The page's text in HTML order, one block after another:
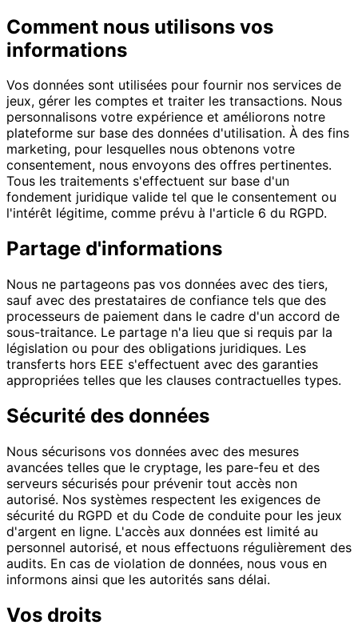
Comment nous utilisons vos
informations
Vos données sont utilisées pour fournir nos services de
jeux, gérer les comptes et traiter les transactions. Nous
personnalisons votre expérience et améliorons notre
plateforme sur base des données d'utilisation. À des fins
marketing, pour lesquelles nous obtenons votre
consentement, nous envoyons des offres pertinentes.
Tous les traitements s'effectuent sur base d'un
fondement juridique valide tel que le consentement ou
l'intérêt légitime, comme prévu à l'article 6 du RGPD.
Partage d'informations
Nous ne partageons pas vos données avec des tiers,
sauf avec des prestataires de confiance tels que des
processeurs de paiement dans le cadre d'un accord de
sous-traitance. Le partage n'a lieu que si requis par la
législation ou pour des obligations juridiques. Les
transferts hors EEE s'effectuent avec des garanties
appropriées telles que les clauses contractuelles types.
Sécurité des données
Nous sécurisons vos données avec des mesures
avancées telles que le cryptage, les pare-feu et des
serveurs sécurisés pour prévenir tout accès non
autorisé. Nos systèmes respectent les exigences de
sécurité du RGPD et du Code de conduite pour les jeux
d'argent en ligne. L'accès aux données est limité au
personnel autorisé, et nous effectuons régulièrement des
audits. En cas de violation de données, nous vous en
informons ainsi que les autorités sans délai.
Vos droits